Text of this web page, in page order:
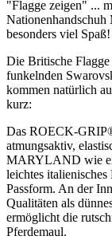
"Flagge zeigen" ...
besonders viel Spaß!
Die Britische
funkelnden
kommen natürlich
kurz:
Das ROECK-
atmungsaktiv,
MARYLAND wie
leichtes
Passform. An der
Qualitäten als
ermöglicht die
Pferdemaul.